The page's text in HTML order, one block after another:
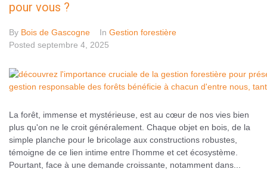
pour vous ?
By Bois de Gascogne In Gestion forestière
Posted septembre 4, 2025
La forêt, immense et mystérieuse, est au cœur de nos vies bien
plus qu'on ne le croit généralement. Chaque objet en bois, de la
simple planche pour le bricolage aux constructions robustes,
témoigne de ce lien intime entre l’homme et cet écosystème.
Pourtant, face à une demande croissante, notamment dans...